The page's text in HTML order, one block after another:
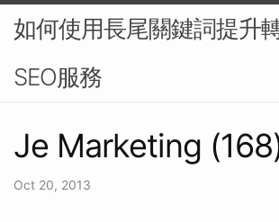
如何使用長尾關鍵詞提升
SEO服務
Je Marketing
Oct 20, 2013